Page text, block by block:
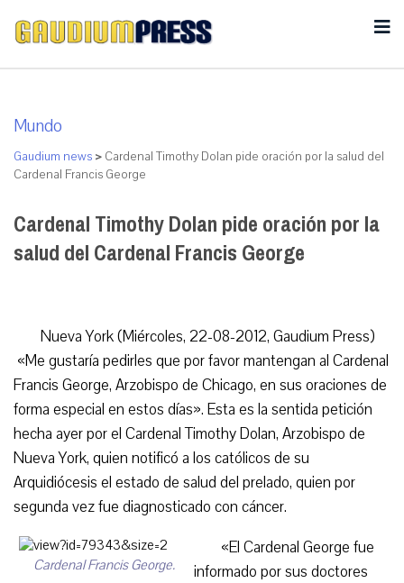
Mundo
Gaudium news > Cardenal Timothy Dolan pide oración por la salud del
Cardenal Francis George
Cardenal Timothy Dolan pide oración por la
salud del Cardenal Francis George
Nueva York (Miércoles, 22-08-2012, Gaudium Press)
«Me gustaría pedirles que por favor mantengan al Cardenal
Francis George, Arzobispo de Chicago, en sus oraciones de
forma especial en estos días». Esta es la sentida petición
hecha ayer por el Cardenal Timothy Dolan, Arzobispo de
Nueva York, quien notificó a los católicos de su
Arquidiócesis el estado de salud del prelado, quien por
segunda vez fue diagnosticado con cáncer.
Cardenal Francis George.
«El Cardenal George fue
informado por sus doctores